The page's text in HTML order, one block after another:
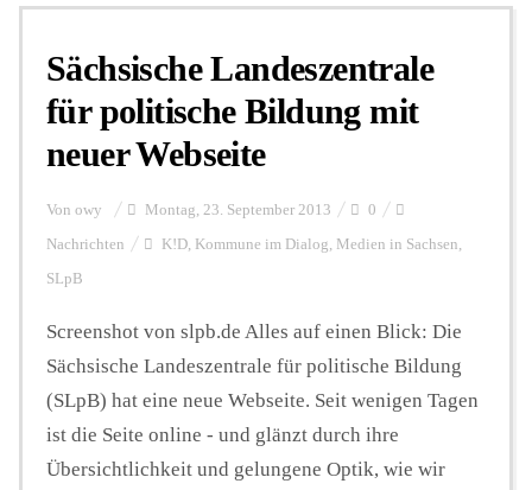
Personalien
Hintergrund
FUNKTURM-Beiträge
Podcast
Seminare
Sächsische Landeszentrale
für politische Bildung mit
neuer Webseite
Von owy Montag, 23. September 2013 0
Nachrichten K!D, Kommune im Dialog, Medien in Sachsen,
SLpB
Screenshot von slpb.de Alles auf einen Blick: Die
Sächsische Landeszentrale für politische Bildung
(SLpB) hat eine neue Webseite. Seit wenigen Tagen
ist die Seite online - und glänzt durch ihre
Übersichtlichkeit und gelungene Optik, wie wir